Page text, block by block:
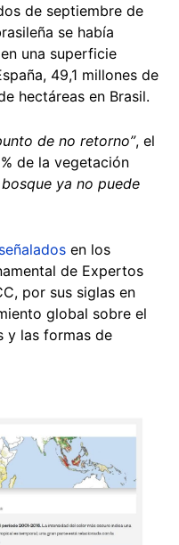
de septiembre de
se había
una superficie
49,1 millones de
hectáreas en Brasil.
de no retorno”, el
de la vegetación
ya no puede
en los
de Expertos
por sus siglas en
global sobre el
y las formas de